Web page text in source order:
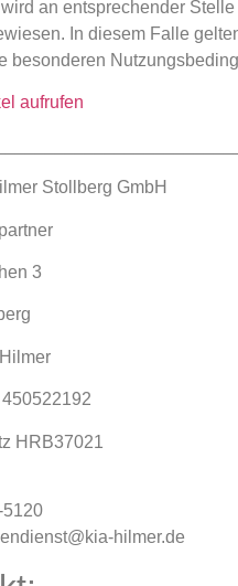
an entsprechender
In diesem Falle
besonderen
aufrufen
Stollberg GmbH
3
HRB37021
5120
hilmer.de